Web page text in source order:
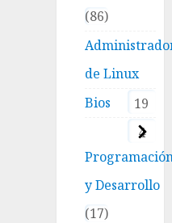
86
de Linux
19
Bios
4
y Desarrollo
17